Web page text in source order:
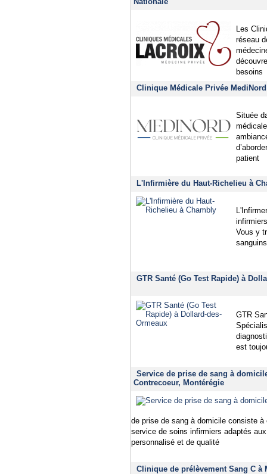
Les
réseau
besoins
Clinique Médicale Privée
Située
patient
L'Infirmière du Haut-Richelieu à
Vous y
GTR Santé (Go Test Rapide) à
GTR
est
Service de prise de sang à
Contrecoeur, Montérégie
de prise de sang à domicile consiste
service de soins infirmiers adaptés aux
personnalisé et de qualité
Clinique de prélèvement Sang C à